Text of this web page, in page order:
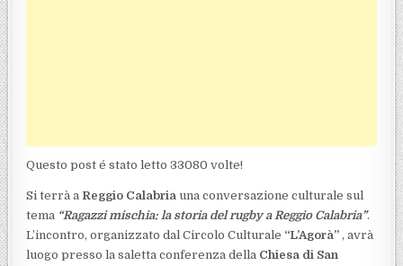
Questo post é stato letto 33080 volte!
Si terrà a Reggio Calabria una conversazione culturale sul
tema “Ragazzi mischia: la storia del rugby a Reggio Calabria”.
L’incontro, organizzato dal Circolo Culturale “L’Agorà” , avrà
luogo presso la saletta conferenza della Chiesa di San